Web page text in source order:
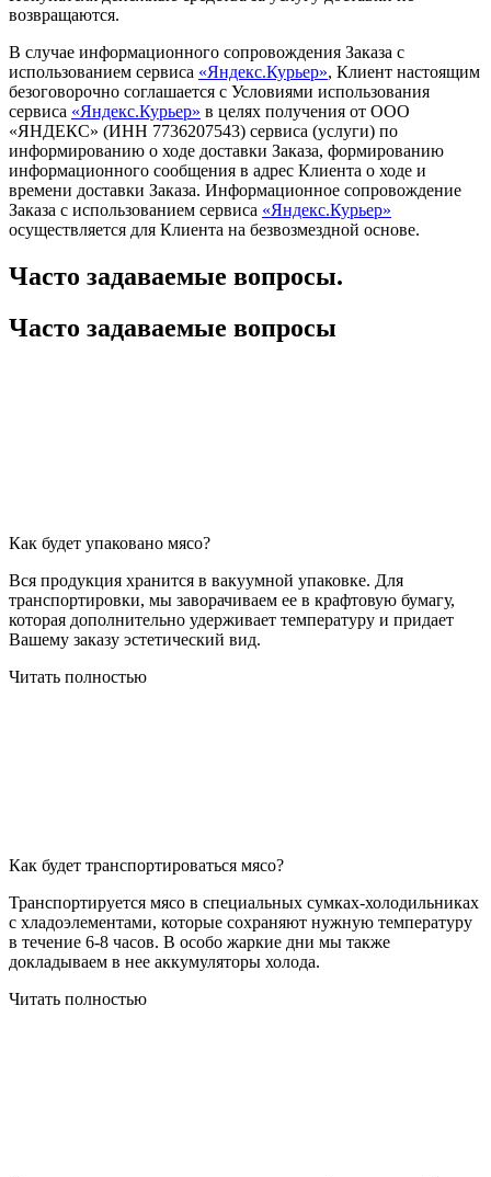
возвращаются.
В случае информационного сопровождения Заказа с
использованием сервиса «Яндекс.Курьер», Клиент настоящим
безоговорочно соглашается с Условиями использования
сервиса «Яндекс.Курьер» в целях получения от ООО
«ЯНДЕКС» (ИНН 7736207543) сервиса (услуги) по
информированию о ходе доставки Заказа, формированию
информационного сообщения в адрес Клиента о ходе и
времени доставки Заказа. Информационное сопровождение
Заказа с использованием сервиса «Яндекс.Курьер»
осуществляется для Клиента на безвозмездной основе.
Часто задаваемые вопросы.
Часто задаваемые вопросы
Как будет упаковано мясо?
Вся продукция хранится в вакуумной упаковке. Для
транспортировки, мы заворачиваем ее в крафтовую бумагу,
которая дополнительно удерживает температуру и придает
Вашему заказу эстетический вид.
Читать полностью
Как будет транспортироваться мясо?
Транспортируется мясо в специальных сумках-холодильниках
с хладоэлементами, которые сохраняют нужную температуру
в течение 6-8 часов. В особо жаркие дни мы также
докладываем в нее аккумуляторы холода.
Читать полностью